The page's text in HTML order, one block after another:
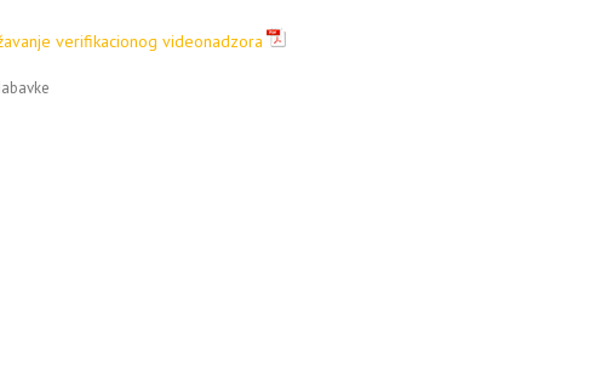
verifikacionog videonadzora